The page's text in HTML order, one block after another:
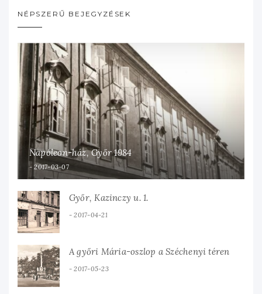
NÉPSZERŰ BEJEGYZÉSEK
Napóleon-ház, Győr 1984
2017-03-07
Győr, Kazinczy u. 1.
2017-04-21
A győri Mária-oszlop a Széchenyi téren
2017-05-23